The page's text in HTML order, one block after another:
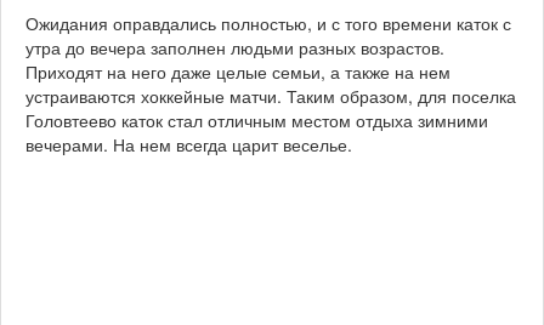
Ожидания оправдались полностью, и с того времени каток с
утра до вечера заполнен людьми разных возрастов.
Приходят на него даже целые семьи, а также на нем
устраиваются хоккейные матчи. Таким образом, для поселка
Головтеево каток стал отличным местом отдыха зимними
вечерами. На нем всегда царит веселье.